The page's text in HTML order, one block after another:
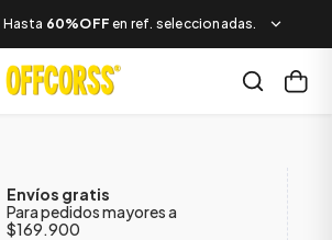
Hasta 60%OFF en ref. seleccionadas.
Envíos gratis
Para pedidos mayores a
$169.900